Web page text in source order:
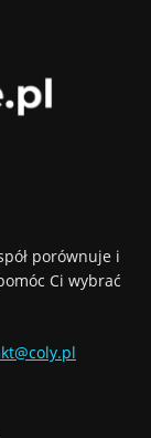
porównuje i
Ci wybrać